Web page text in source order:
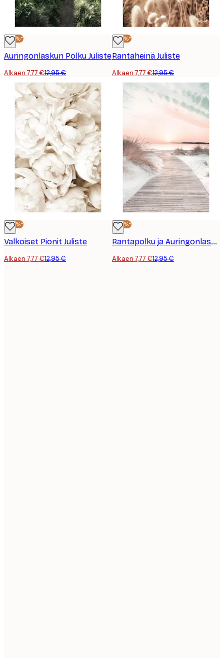
-40%*
Auringonlaskun Polku Juliste
Alkaen 7,77 €12,95 €
-40%*
Rantaheinä Juliste
Alkaen 7,77 €12,95 €
-40%*
Valkoiset Pionit Juliste
Alkaen 7,77 €12,95 €
-40%*
Rantapolku ja Auringonlasku Juliste
Alkaen 7,77 €12,95 €